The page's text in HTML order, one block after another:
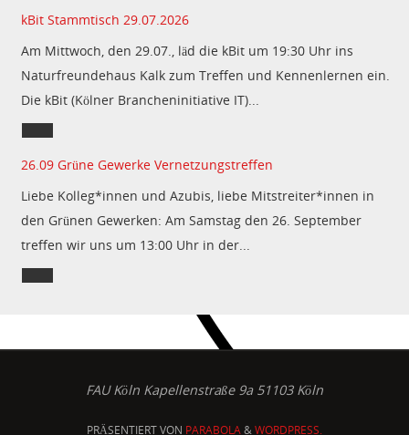
kBit Stammtisch 29.07.2026
Am Mittwoch, den 29.07., läd die kBit um 19:30 Uhr ins
Naturfreundehaus Kalk zum Treffen und Kennenlernen ein.
Die kBit (Kölner Brancheninitiative IT)...
26.09 Grüne Gewerke Vernetzungstreffen
Liebe Kolleg*innen und Azubis, liebe Mitstreiter*innen in
den Grünen Gewerken: Am Samstag den 26. September
treffen wir uns um 13:00 Uhr in der...
FAU Köln Kapellenstraße 9a 51103 Köln
PRÄSENTIERT VON PARABOLA&WORDPRESS.